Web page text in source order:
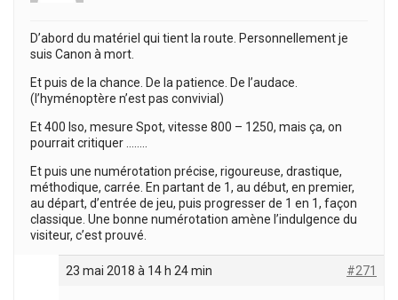
D’abord du matériel qui tient la route. Personnellement je
suis Canon à mort.
Et puis de la chance. De la patience. De l’audace.
(l’hyménoptère n’est pas convivial)
Et 400 Iso, mesure Spot, vitesse 800 – 1250, mais ça, on
pourrait critiquer ……..
Et puis une numérotation précise, rigoureuse, drastique,
méthodique, carrée. En partant de 1, au début, en premier,
au départ, d’entrée de jeu, puis progresser de 1 en 1, façon
classique. Une bonne numérotation amène l’indulgence du
visiteur, c’est prouvé.
23 mai 2018 à 14 h 24 min #271